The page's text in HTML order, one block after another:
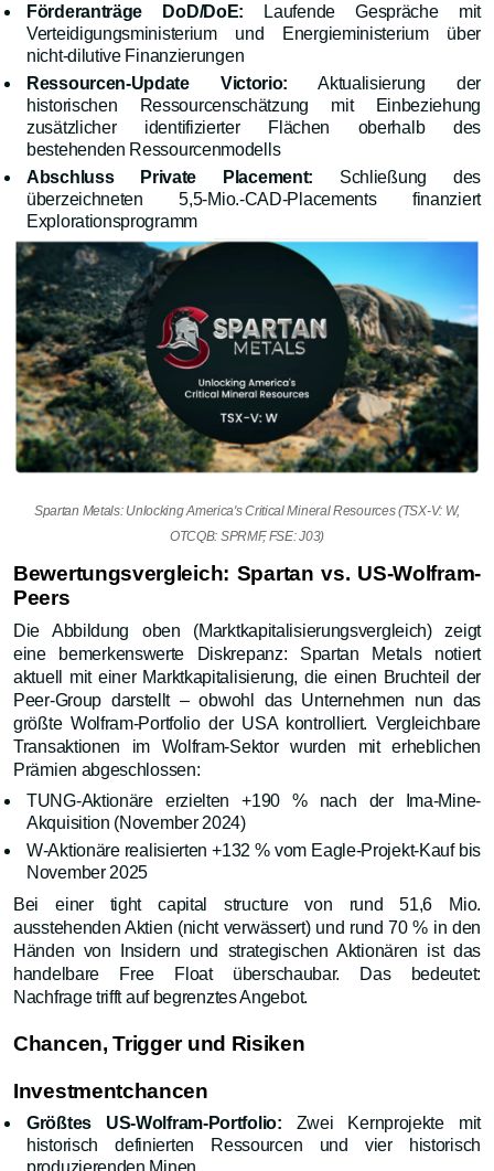
Förderanträge DoD/DoE: Laufende Gespräche mit
Verteidigungsministerium und Energieministerium über
nicht-dilutive Finanzierungen
Ressourcen-Update Victorio: Aktualisierung der
historischen Ressourcenschätzung mit Einbeziehung
zusätzlicher identifizierter Flächen oberhalb des
bestehenden Ressourcenmodells
Abschluss Private Placement: Schließung des
überzeichneten 5,5-Mio.-CAD-Placements finanziert
Explorationsprogramm
Spartan Metals: Unlocking America's Critical Mineral Resources (TSX-V: W,
OTCQB: SPRMF, FSE: J03)
Bewertungsvergleich: Spartan vs. US-Wolfram-
Peers
Die Abbildung oben (Marktkapitalisierungsvergleich) zeigt
eine bemerkenswerte Diskrepanz: Spartan Metals notiert
aktuell mit einer Marktkapitalisierung, die einen Bruchteil der
Peer-Group darstellt – obwohl das Unternehmen nun das
größte Wolfram-Portfolio der USA kontrolliert. Vergleichbare
Transaktionen im Wolfram-Sektor wurden mit erheblichen
Prämien abgeschlossen:
TUNG-Aktionäre erzielten +190 % nach der Ima-Mine-
Akquisition (November 2024)
W-Aktionäre realisierten +132 % vom Eagle-Projekt-Kauf bis
November 2025
Bei einer tight capital structure von rund 51,6 Mio.
ausstehenden Aktien (nicht verwässert) und rund 70 % in den
Händen von Insidern und strategischen Aktionären ist das
handelbare Free Float überschaubar. Das bedeutet:
Nachfrage trifft auf begrenztes Angebot.
Chancen, Trigger und Risiken
Investmentchancen
Größtes US-Wolfram-Portfolio: Zwei Kernprojekte mit
historisch definierten Ressourcen und vier historisch
produzierenden Minen